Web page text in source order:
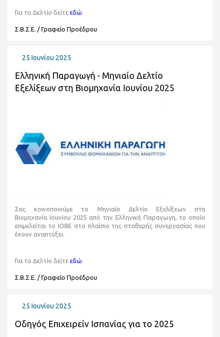
Για το Δελτίο δείτε εδώ
Σ.Β.Σ.Ε. / Γραφείο Προέδρου
25 Ιουνίου 2025
Ελληνική Παραγωγή - Μηνιαίο Δελτίο
Εξελίξεων στη Βιομηχανία Ιουνίου 2025
Σας κοινοποιούμε το Μηνιαίο Δελτίο Εξελίξεων στη
Βιομηχανία Ιουνίου 2025 από την Ελληνική Παραγωγη, το οποίο
επιμελείται το ΙΟΒΕ στο πλαίσιο της σταθερής συνεργασίας που
έχουν αναπτύξει.
Για το Δελτίο δείτε εδώ
Σ.Β.Σ.Ε. / Γραφείο Προέδρου
25 Ιουνίου 2025
Οδηγός Επιχειρείν Ισπανίας για το 2025